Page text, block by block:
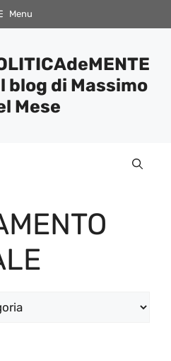
Menu
blog di Massimo
Mese